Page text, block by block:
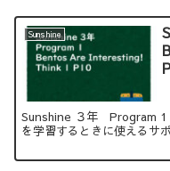
Sunshine
Sunshine ３年 Program
を学習するときに使えるサ